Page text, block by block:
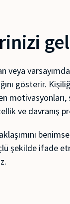
gösterir.
motivasyonları,
ve davranış
şekilde ifade